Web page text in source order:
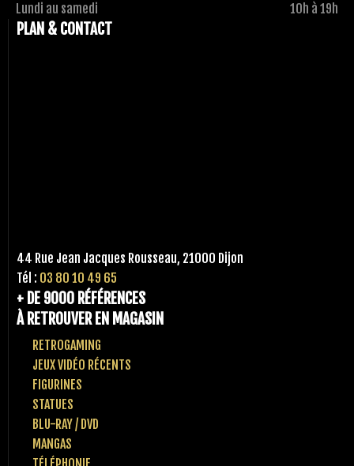
Lundi au samedi 10h à 19h
PLAN & CONTACT
44 Rue Jean Jacques Rousseau, 21000 Dijon
Tél : 03 80 10 49 65
+ DE 9000 RÉFÉRENCES
À RETROUVER EN MAGASIN
RETROGAMING
JEUX VIDÉO RÉCENTS
FIGURINES
STATUES
BLU-RAY / DVD
MANGAS